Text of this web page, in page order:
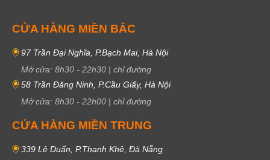
CỬA HÀNG MIỀN BẮC
97 Trần Đại Nghĩa, P.Bạch Mai, Hà Nội
Mở cửa: 8h30 - 22h30 | chỉ đường
58 Trần Đăng Ninh, P.Cầu Giấy, Hà Nội
Mở cửa: 8h30 - 22h00 | chỉ đường
CỬA HÀNG MIỀN TRUNG
339 Lê Duẩn, P.Thanh Khê, Đà Nẵng